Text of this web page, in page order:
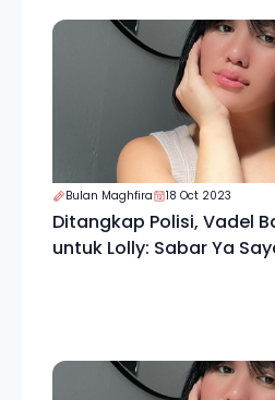
Bulan Maghfira 18 Oct 2023
Ditangkap Polisi, Vadel
untuk Lolly: Sabar Ya